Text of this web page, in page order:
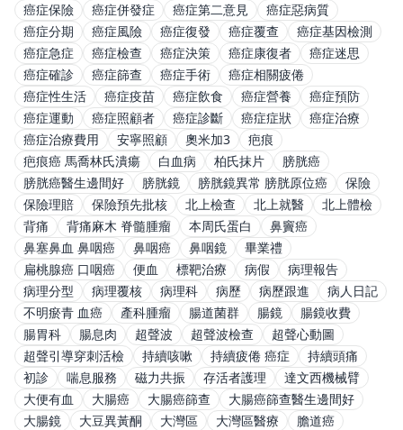
癌症保險
癌症併發症 癌症第二意見
癌症惡病質
癌症分期
癌症風險 癌症復發 癌症覆查
癌症基因檢測
癌症急症
癌症檢查 癌症決策 癌症康復者
癌症迷思
癌症確診
癌症篩查 癌症手術
癌症相關疲倦
癌症性生活
癌症疫苗 癌症飲食 癌症營養
癌症預防
癌症運動
癌症照顧者 癌症診斷 癌症症狀
癌症治療
癌症治療費用
安寧照顧 奧米加3
疤痕
疤痕癌 馬喬林氏潰瘍
白血病 柏氏抹片
膀胱癌
膀胱癌醫生邊間好
膀胱鏡 膀胱鏡異常 膀胱原位癌
保險
保險理賠
保險預先批核 北上檢查 北上就醫
北上體檢
背痛
背痛麻木 脊髓腫瘤 本周氏蛋白
鼻竇癌
鼻塞鼻血 鼻咽癌
鼻咽癌 鼻咽鏡
畢業禮
扁桃腺癌 口咽癌
便血 標靶治療 病假
病理報告
病理分型
病理覆核 病理科 病歷 病歷跟進
病人日記
不明瘀青 血癌
產科腫瘤 腸道菌群 腸鏡
腸鏡收費
腸胃科
腸息肉 超聲波 超聲波檢查
超聲心動圖
超聲引導穿刺活檢
持續咳嗽 持續疲倦 癌症
持續頭痛
初診
喘息服務 磁力共振 存活者護理
達文西機械臂
大便有血
大腸癌 大腸癌篩查
大腸癌篩查醫生邊間好
大腸鏡
大豆異黃酮 大灣區 大灣區醫療
膽道癌